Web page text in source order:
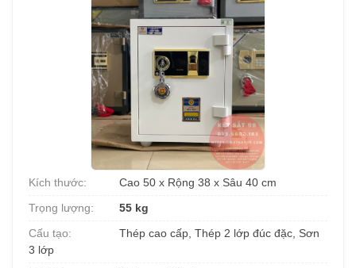
Kích thước:
Cao 50 x Rộng 38 x Sâu 40 cm
Trọng lượng:
55 kg
Cấu tạo:
Thép cao cấp, Thép 2 lớp đúc đặc, Sơn
3 lớp